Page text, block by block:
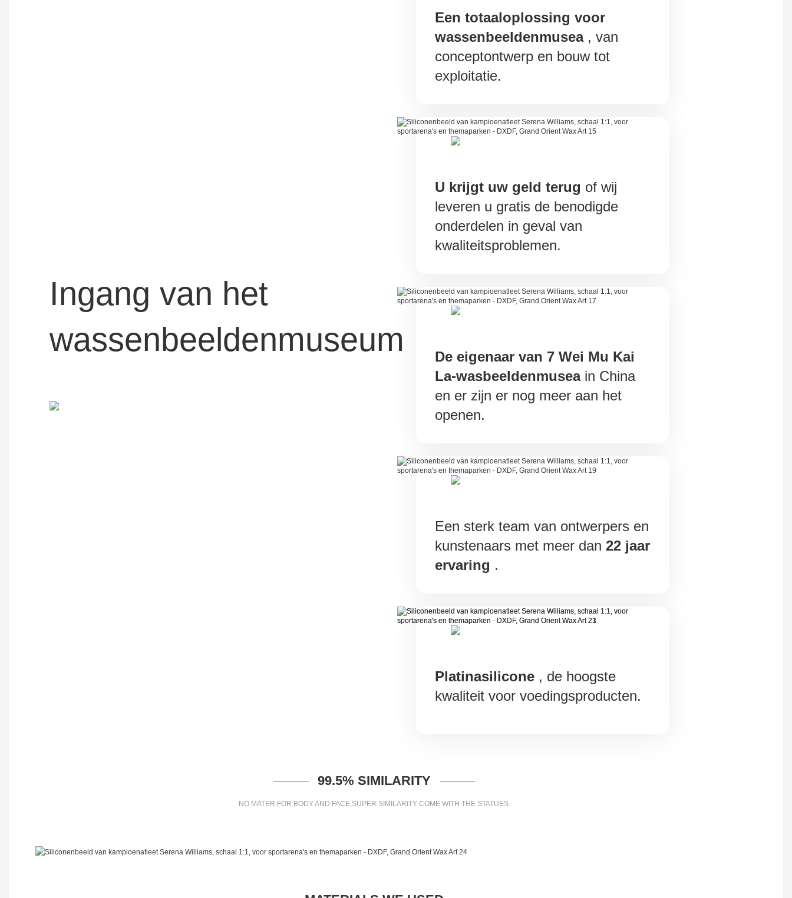
Ingang van het
wassenbeeldenmuseum
Een totaaloplossing voor
wassenbeeldenmusea, van
conceptontwerp en bouw tot
exploitatie.
U krijgt uw geld terug of wij
leveren u gratis de benodigde
onderdelen in geval van
kwaliteitsproblemen.
De eigenaar van 7 Wei Mu Kai
La-wasbeeldenmuseain China
en er zijn er nog meer aan het
openen.
Een sterk team van ontwerpers en
kunstenaars met meer dan 22 jaar
ervaring .
Platinasilicone, de hoogste
kwaliteit voor voedingsproducten.
99.5% SIMILARITY
NO MATER FOR BODY AND FACE,SUPER SIMILARITY COME WITH THE STATUES.